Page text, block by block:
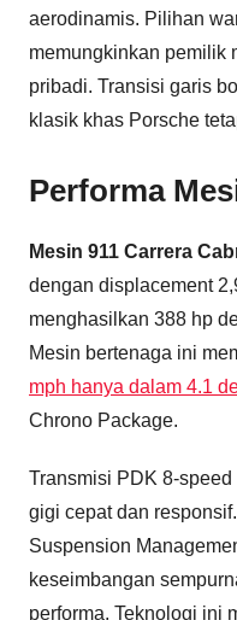
aerodinamis. Pilihan
memungkinkan pemilik
pribadi. Transisi garis
klasik khas Porsche
Performa
Mesin 911 Carrera
dengan displacement
menghasilkan 388 hp
Mesin bertenaga ini
mph hanya dalam 4.1
Chrono Package.
Transmisi PDK 8-
gigi cepat dan
Suspension
keseimbangan
performa. Teknologi ini